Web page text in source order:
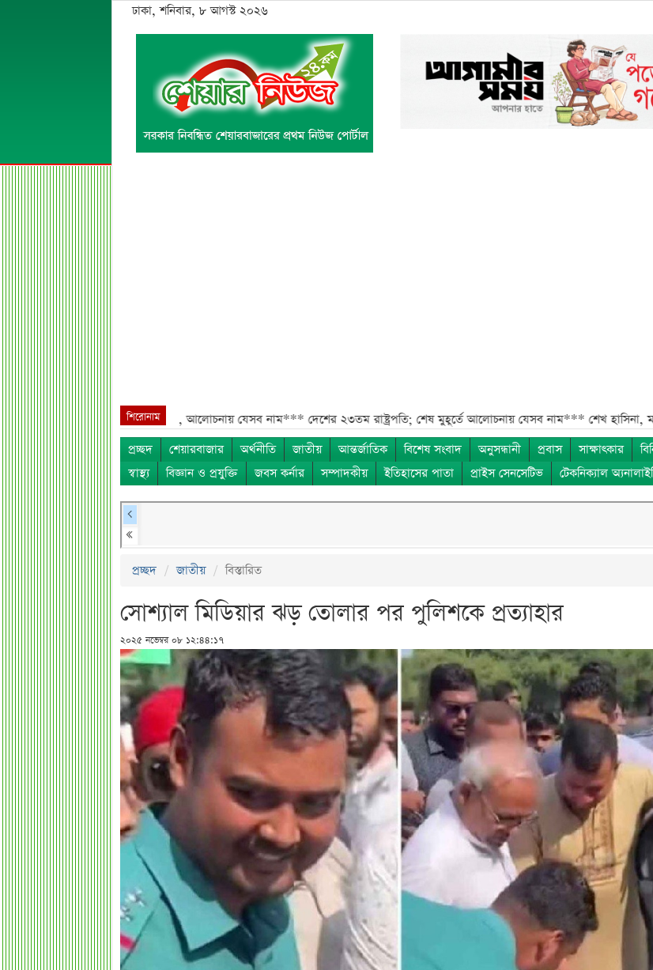
ঢাকা, শনিবার, ৮ আগস্ট ২০২৬
শিরোনাম
পরিবর্তনের হাওয়া, আলোচনায় যেসব নাম*** দেশের ২৩তম রাষ্ট্রপতি; শেষ মুহূর্তে আলোচনায় যেসব নাম*** শেখ হাসিনা, মামলা ও
প্রচ্ছদ
শেয়ারবাজার অর্থনীতি জাতীয় আন্তর্জাতিক বিশেষ সংবাদ অনুসন্ধানী প্রবাস সাক্ষাৎকার
স্বাস্থ্য
বিজ্ঞান ও প্রযুক্তি জবস কর্নার সম্পাদকীয় ইতিহাসের পাতা প্রাইস সেনসেটিভ টেকনিক্যাল
প্রচ্ছদ জাতীয় বিস্তারিত
সোশ্যাল মিডিয়ার ঝড় তোলার পর পুলিশকে প্রত্যাহার
২০২৫ নভেম্বর ০৮ ১২:৪৪:১৭